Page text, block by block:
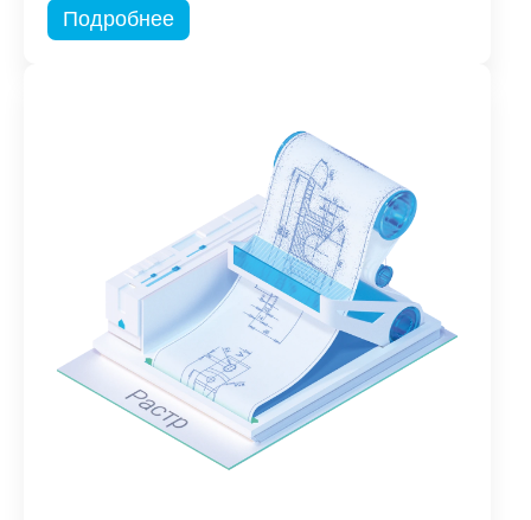
Подробнее